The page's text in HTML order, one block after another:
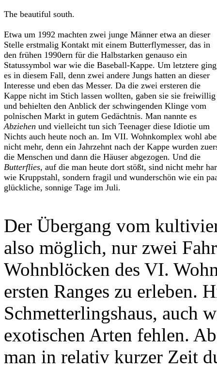
The beautiful south.
Etwa um 1992 machten zwei junge Männer etwa an dieser
Stelle erstmalig Kontakt mit einem Butterflymesser, das in
den frühen 1990ern für die Halbstarken genauso ein
Statussymbol war wie die Baseball-Kappe. Um letztere ging
es in diesem Fall, denn zwei andere Jungs hatten an dieser
Interesse und eben das Messer. Da die zwei ersteren die
Kappe nicht im Stich lassen wollten, gaben sie sie freiwillig
und behielten den Anblick der schwingenden Klinge vom
polnischen Markt in gutem Gedächtnis. Man nannte es
Abziehen und vielleicht tun sich Teenager diese Idiotie um
Nichts auch heute noch an. Im VII. Wohnkomplex wohl
nicht mehr, denn ein Jahrzehnt nach der Kappe wurden
die Menschen und dann die Häuser abgezogen. Und die
Butterflies, auf die man heute dort stößt, sind nicht mehr
wie Kruppstahl, sondern fragil und wunderschön wie ein
glückliche, sonnige Tage im Juli.
Der Übergang vom
also möglich, nur zwei
Wohnblöcken des VI.
ersten Ranges zu erleben.
Schmetterlingshaus, auch
exotischen Arten fehlen.
man in relativ kurzer Zeit